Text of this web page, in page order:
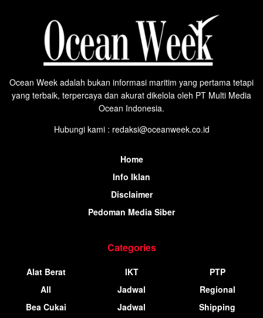
Ocean Week adalah bukan informasi maritim yang pertama tetapi
yang terbaik, terpercaya dan akurat dikelola oleh PT Multi Media
Ocean Indonesia.
Hubungi kami : redaksi@oceanweek.co.id
Home
Info Iklan
Disclaimer
Pedoman Media Siber
Categories
Alat Berat
All
Bea Cukai
IKT
Jadwal
Jadwal
PTP
Regional
Shipping